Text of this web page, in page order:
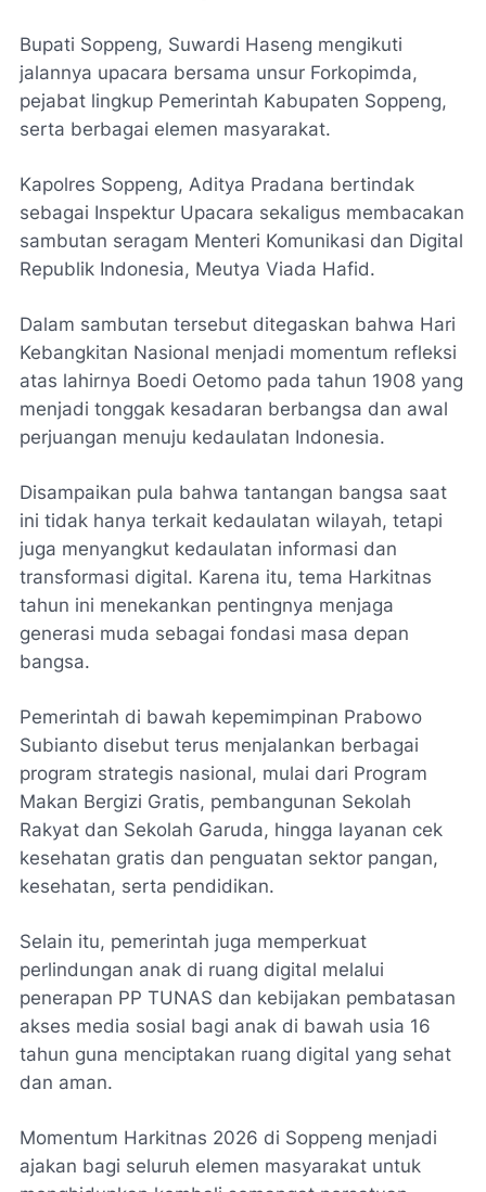
Bupati Soppeng, Suwardi Haseng mengikuti
jalannya upacara bersama unsur Forkopimda,
pejabat lingkup Pemerintah Kabupaten Soppeng,
serta berbagai elemen masyarakat.
Kapolres Soppeng, Aditya Pradana bertindak
sebagai Inspektur Upacara sekaligus membacakan
sambutan seragam Menteri Komunikasi dan Digital
Republik Indonesia, Meutya Viada Hafid.
Dalam sambutan tersebut ditegaskan bahwa Hari
Kebangkitan Nasional menjadi momentum refleksi
atas lahirnya Boedi Oetomo pada tahun 1908 yang
menjadi tonggak kesadaran berbangsa dan awal
perjuangan menuju kedaulatan Indonesia.
Disampaikan pula bahwa tantangan bangsa saat
ini tidak hanya terkait kedaulatan wilayah, tetapi
juga menyangkut kedaulatan informasi dan
transformasi digital. Karena itu, tema Harkitnas
tahun ini menekankan pentingnya menjaga
generasi muda sebagai fondasi masa depan
bangsa.
Pemerintah di bawah kepemimpinan Prabowo
Subianto disebut terus menjalankan berbagai
program strategis nasional, mulai dari Program
Makan Bergizi Gratis, pembangunan Sekolah
Rakyat dan Sekolah Garuda, hingga layanan cek
kesehatan gratis dan penguatan sektor pangan,
kesehatan, serta pendidikan.
Selain itu, pemerintah juga memperkuat
perlindungan anak di ruang digital melalui
penerapan PP TUNAS dan kebijakan pembatasan
akses media sosial bagi anak di bawah usia 16
tahun guna menciptakan ruang digital yang sehat
dan aman.
Momentum Harkitnas 2026 di Soppeng menjadi
ajakan bagi seluruh elemen masyarakat untuk